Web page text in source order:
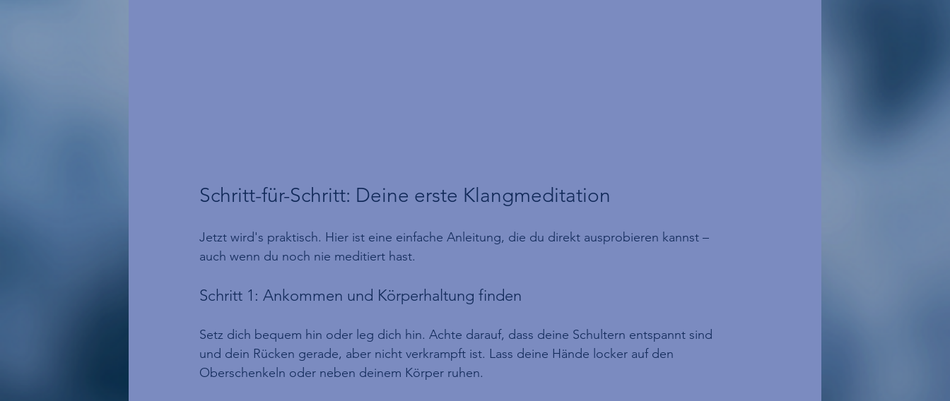
Schritt-für-Schritt: Deine erste Klangmeditation
Jetzt wird's praktisch. Hier ist eine einfache Anleitung, die du direkt ausprobieren kannst –
auch wenn du noch nie meditiert hast.
Schritt 1: Ankommen und Körperhaltung finden
Setz dich bequem hin oder leg dich hin. Achte darauf, dass deine Schultern entspannt sind
und dein Rücken gerade, aber nicht verkrampft ist. Lass deine Hände locker auf den
Oberschenkeln oder neben deinem Körper ruhen.